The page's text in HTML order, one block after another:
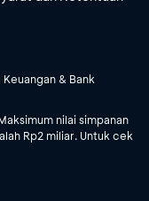
& Bank
nilai simpanan
Rp2 miliar. Untuk cek